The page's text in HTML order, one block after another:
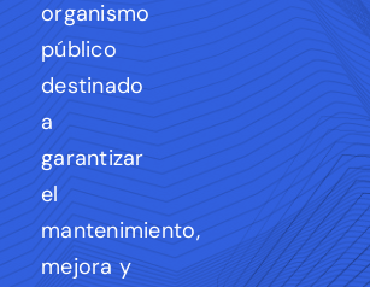
organismo
público
destinado
a
garantizar
el
mantenimiento,
mejora y